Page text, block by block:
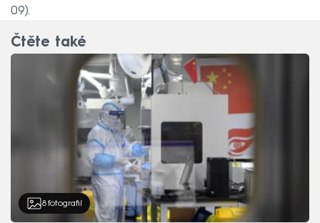
09).
Čtěte také
8 fotografií